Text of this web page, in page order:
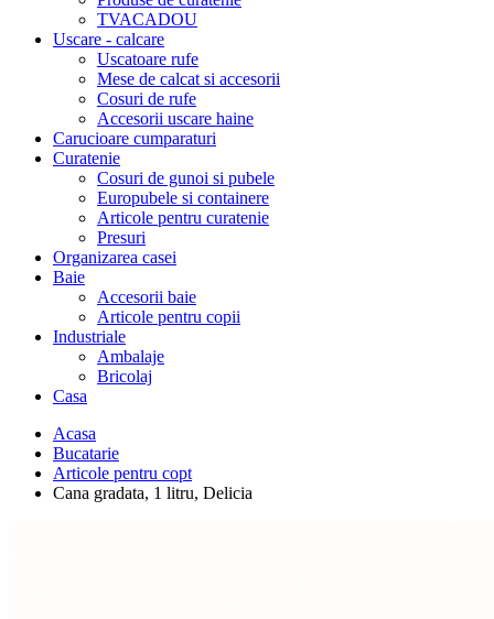
TVACADOU
Uscare - calcare
Uscatoare rufe
Mese de calcat si accesorii
Cosuri de rufe
Accesorii uscare haine
Carucioare cumparaturi
Curatenie
Cosuri de gunoi si pubele
Europubele si containere
Articole pentru curatenie
Presuri
Organizarea casei
Baie
Accesorii baie
Articole pentru copii
Industriale
Ambalaje
Bricolaj
Casa
Acasa
Bucatarie
Articole pentru copt
Cana gradata, 1 litru, Delicia